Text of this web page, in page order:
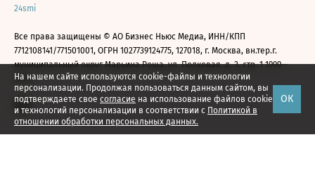
На нашем сайте используются cookie-файлы и технологии
персонализации. Продолжая пользоваться данным сайтом, вы
подтверждаете свое согласие на использование файлов cookie
и технологий персонализации в соответствии с Политикой в
отношении обработки персональных данных.
ОК
24smi
Все права защищены © АО Бизнес Ньюс Медиа, ИНН/КПП
7712108141/771501001, ОГРН 1027739124775, 127018, г. Москва, вн.тер.г.
муниципальный округ Марьина Роща, ул. Полковая, д. 3, стр. 1 1999—
2026